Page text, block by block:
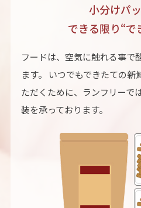
小分けパッ
できる限り“で
フードは、空気に触れる事で
ます。 いつでもできたての
ただくために、ランフリーで
装を承っております。